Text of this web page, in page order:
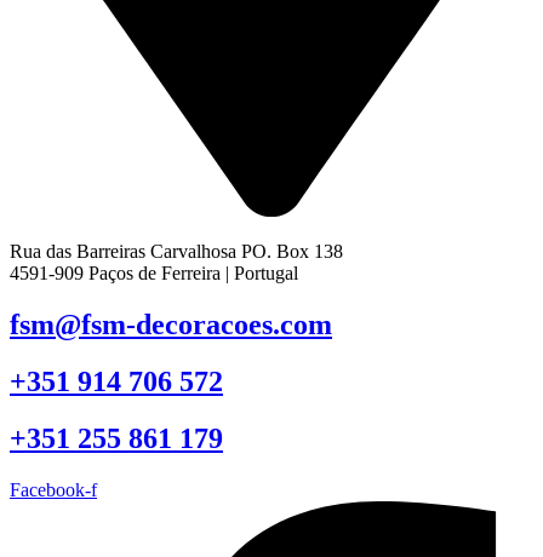
Rua das Barreiras Carvalhosa PO. Box 138
4591-909 Paços de Ferreira | Portugal
fsm@fsm-decoracoes.com
+351 914 706 572
+351 255 861 179
Facebook-f